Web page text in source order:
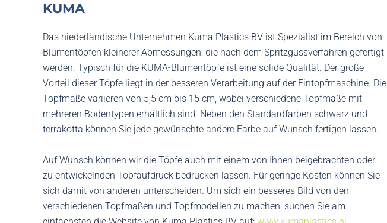
KUMA
Das niederländische Unternehmen Kuma Plastics BV ist Spezialist im Bereich von
Blumentöpfen kleinerer Abmessungen, die nach dem Spritzgussverfahren gefertigt
werden. Typisch für die KUMA-Blumentöpfe ist eine solide Qualität. Der große
Vorteil dieser Töpfe liegt in der besseren Verarbeitung auf der Eintopfmaschine. Die
Topfmaße variieren von 5,5 cm bis 15 cm, wobei verschiedene Topfmaße mit
mehreren Bodentypen erhältlich sind. Neben den Standardfarben schwarz und
terrakotta können Sie jede gewünschte andere Farbe auf Wunsch fertigen lassen.
Auf Wunsch können wir die Töpfe auch mit einem von Ihnen beigebrachten oder
zu entwickelnden Topfaufdruck bedrucken lassen. Für geringe Kosten können Sie
sich damit von anderen unterscheiden. Um sich ein besseres Bild von den
verschiedenen Topfmaßen und Topfmodellen zu machen, suchen Sie am